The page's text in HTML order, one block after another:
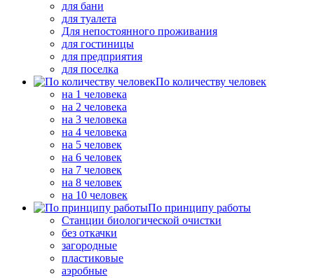
для бани
для туалета
Для непостоянного проживания
для гостиницы
для предприятия
для поселка
По количеству человек
на 1 человека
на 2 человека
на 3 человека
на 4 человека
на 5 человек
на 6 человек
на 7 человек
на 8 человек
на 10 человек
По принципу работы
Станции биологической очистки
без откачки
загородные
пластиковые
аэробные